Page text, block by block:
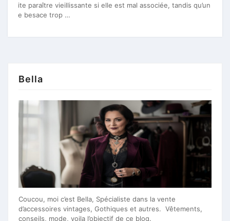
ite paraître vieillissante si elle est mal associée, tandis qu’un
e besace trop …
Bella
Coucou, moi c’est Bella, Spécialiste dans la vente
d’accessoires vintages, Gothiques et autres. Vêtements,
conseils, mode, voila l’objectif de ce blog.